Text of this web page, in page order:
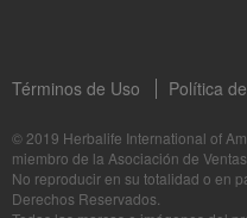
Bioniq GO: Tu salud, Nuestro
Descubre más sobre este suplemento
Términos de Uso Política
© 2019 Herbalife International of
miembro de la Asociación de
No reproducir en su totalidad o en
Derechos Reservados.